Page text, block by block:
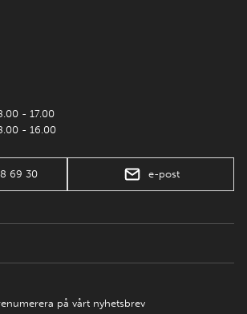
- 17.00
- 16.00
69 30 e-post
på vårt nyhetsbrev